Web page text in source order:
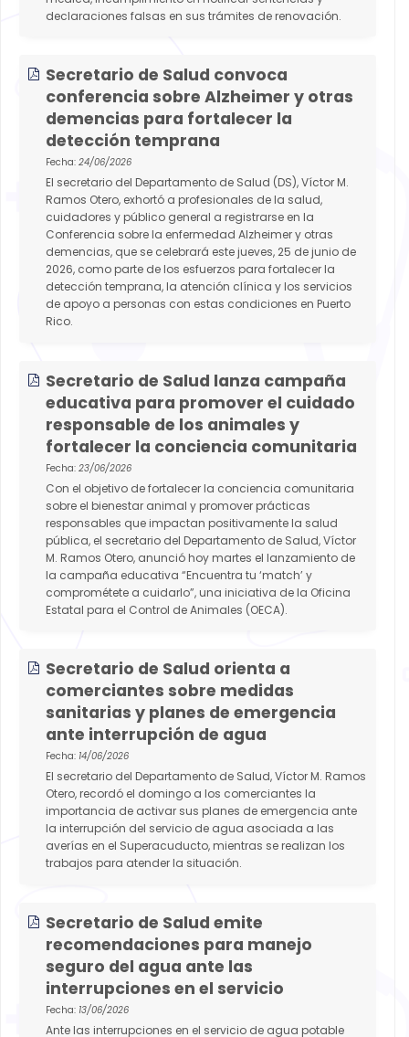
declaraciones falsas en sus trámites de renovación.
Secretario de Salud convoca
conferencia sobre Alzheimer y otras
demencias para fortalecer la
detección temprana
Fecha: 24/06/2026
El secretario del Departamento de Salud (DS), Víctor M.
Ramos Otero, exhortó a profesionales de la salud,
cuidadores y público general a registrarse en la
Conferencia sobre la enfermedad Alzheimer y otras
demencias, que se celebrará este jueves, 25 de junio de
2026, como parte de los esfuerzos para fortalecer la
detección temprana, la atención clínica y los servicios
de apoyo a personas con estas condiciones en Puerto
Rico.
Secretario de Salud lanza campaña
educativa para promover el cuidado
responsable de los animales y
fortalecer la conciencia comunitaria
Fecha: 23/06/2026
Con el objetivo de fortalecer la conciencia comunitaria
sobre el bienestar animal y promover prácticas
responsables que impactan positivamente la salud
pública, el secretario del Departamento de Salud, Víctor
M. Ramos Otero, anunció hoy martes el lanzamiento de
la campaña educativa “Encuentra tu ‘match’ y
comprométete a cuidarlo”, una iniciativa de la Oficina
Estatal para el Control de Animales (OECA).
Secretario de Salud orienta a
comerciantes sobre medidas
sanitarias y planes de emergencia
ante interrupción de agua
Fecha: 14/06/2026
El secretario del Departamento de Salud, Víctor M. Ramos
Otero, recordó el domingo a los comerciantes la
importancia de activar sus planes de emergencia ante
la interrupción del servicio de agua asociada a las
averías en el Superacuducto, mientras se realizan los
trabajos para atender la situación.
Secretario de Salud emite
recomendaciones para manejo
seguro del agua ante las
interrupciones en el servicio
Fecha: 13/06/2026
Ante las interrupciones en el servicio de agua potable